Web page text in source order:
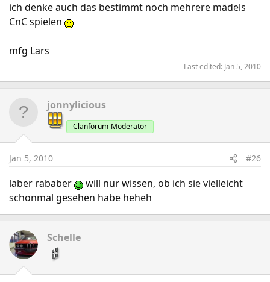
ich denke auch das bestimmt noch mehrere mädels
CnC spielen
mfg Lars
Last edited: Jan 5, 2010
jonnylicious
Clanforum-Moderator
Jan 5, 2010 #26
laber rababer
will nur wissen, ob ich sie vielleicht
schonmal gesehen habe heheh
Schelle